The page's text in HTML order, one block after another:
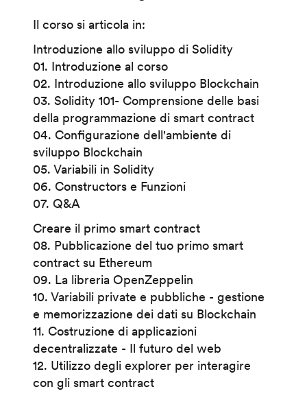
Il corso si articola in:
Introduzione allo sviluppo di Solidity
01. Introduzione al corso
02. Introduzione allo sviluppo Blockchain
03. Solidity 101- Comprensione delle basi
della programmazione di smart contract
04. Configurazione dell'ambiente di
sviluppo Blockchain
05. Variabili in Solidity
06. Constructors e Funzioni
07. Q&A
Creare il primo smart contract
08. Pubblicazione del tuo primo smart
contract su Ethereum
09. La libreria OpenZeppelin
10. Variabili private e pubbliche - gestione
e memorizzazione dei dati su Blockchain
11. Costruzione di applicazioni
decentralizzate - Il futuro del web
12. Utilizzo degli explorer per interagire
con gli smart contract